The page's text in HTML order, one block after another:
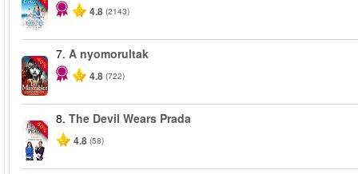
4.8 (2143)
-40%
7. A nyomorultak
4.8 (722)
-50%
8. The Devil Wears Prada
4.8 (58)